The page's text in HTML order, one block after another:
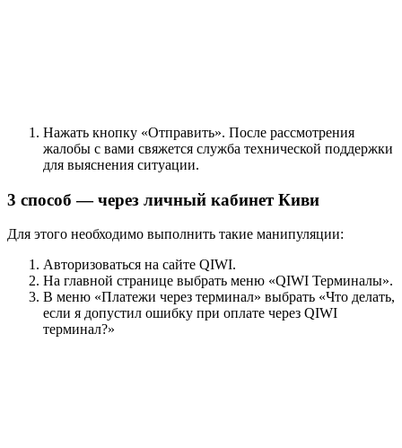
Нажать кнопку «Отправить». После рассмотрения
жалобы с вами свяжется служба технической поддержки
для выяснения ситуации.
3 способ — через личный кабинет Киви
Для этого необходимо выполнить такие манипуляции:
Авторизоваться на сайте QIWI.
На главной странице выбрать меню «QIWI Терминалы».
В меню «Платежи через терминал» выбрать «Что делать,
если я допустил ошибку при оплате через QIWI
терминал?»